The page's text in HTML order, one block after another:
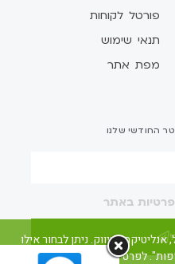
פורטל לקוחות
תנאי שימוש
מפת אתר
החודשי שלנו
באתר
ושיווק. ניתן לבחור אילו
לפרטים ראו את מדיניות